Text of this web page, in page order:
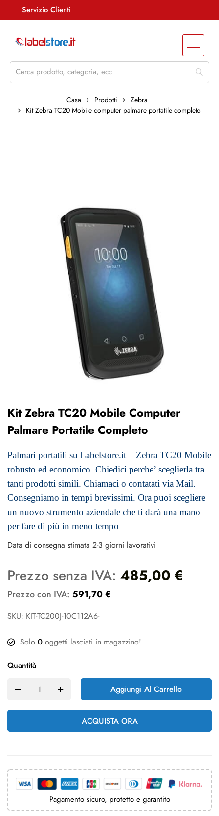
Servizio Clienti
Whatsapp: 3290548762
Casa Prodotti
Zebra
Kit Zebra TC20 Mobile computer palmare portatile completo
Kit Zebra TC20 Mobile Computer
Palmare Portatile Completo
Palmari portatili su Labelstore.it – Zebra TC20 Mobile
robusto ed economico. Chiedici perche’ sceglierla tra
tanti prodotti simili. Chiamaci o contatati via Mail.
Consegniamo in tempi brevissimi. Ora puoi scegliere
un nuovo strumento aziendale che ti darà una mano
per fare di più in meno tempo
Data di consegna stimata 2-3 giorni lavorativi
Prezzo con IVA: 591,70€
Prezzo senza IVA: 485,00 €
SKU: KIT-TC200J-10C112A6-
Solo 0 oggetti lasciati in magazzino!
Quantità
Aggiungi Al Carrello
ACQUISTA ORA
Pagamento sicuro, protetto e garantito